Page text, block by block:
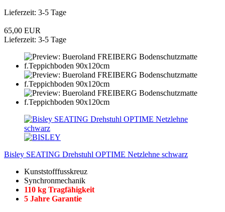
Lieferzeit: 3-5 Tage
65,00 EUR
Lieferzeit: 3-5 Tage
Bisley SEATING Drehstuhl OPTIME Netzlehne schwarz
Kunststofffusskreuz
Synchronmechanik
110 kg Tragfähigkeit
5 Jahre Garantie